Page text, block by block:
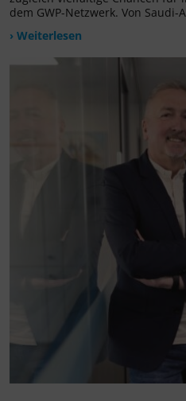
dem GWP-Netzwerk. Von Saudi-
› Weiterlesen